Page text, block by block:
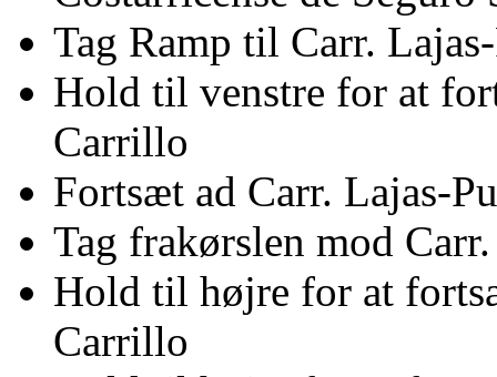
Tag Ramp til Carr.
Hold til venstre for at
Carrillo
Fortsæt ad Carr. Lajas-
Tag frakørslen mod
Hold til højre for at
Carrillo